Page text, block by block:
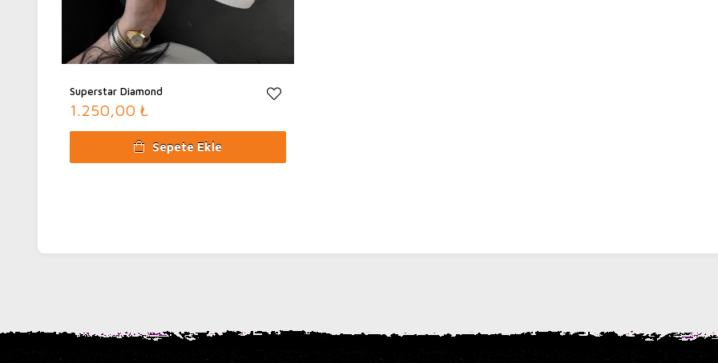
Superstar Diamond
1.250,00 ₺
Sepete Ekle